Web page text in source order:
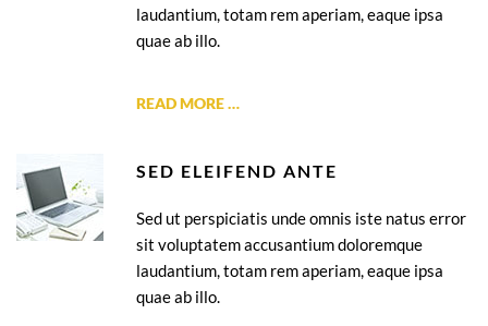
laudantium, totam rem aperiam, eaque ipsa
quae ab illo.
READ MORE …
SED ELEIFEND ANTE
Sed ut perspiciatis unde omnis iste natus error
sit voluptatem accusantium doloremque
laudantium, totam rem aperiam, eaque ipsa
quae ab illo.